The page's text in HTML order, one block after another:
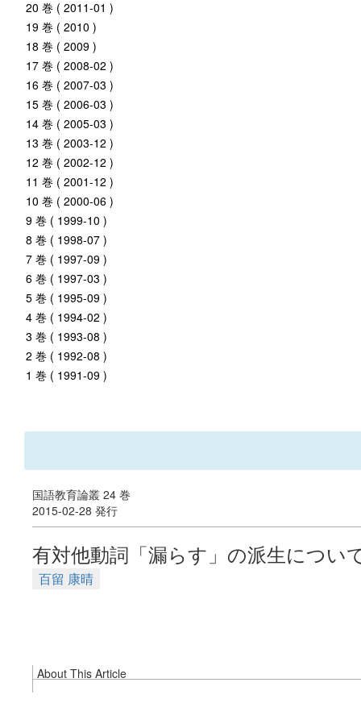
20 巻 ( 2011-01 )
19 巻 ( 2010 )
18 巻 ( 2009 )
17 巻 ( 2008-02 )
16 巻 ( 2007-03 )
15 巻 ( 2006-03 )
14 巻 ( 2005-03 )
13 巻 ( 2003-12 )
12 巻 ( 2002-12 )
11 巻 ( 2001-12 )
10 巻 ( 2000-06 )
9 巻 ( 1999-10 )
8 巻 ( 1998-07 )
7 巻 ( 1997-09 )
6 巻 ( 1997-03 )
5 巻 ( 1995-09 )
4 巻 ( 1994-02 )
3 巻 ( 1993-08 )
2 巻 ( 1992-08 )
1 巻 ( 1991-09 )
国語教育論叢 24 巻
2015-02-28 発行
有対他動詞「漏らす」の派生につい
百留 康晴
About This Article